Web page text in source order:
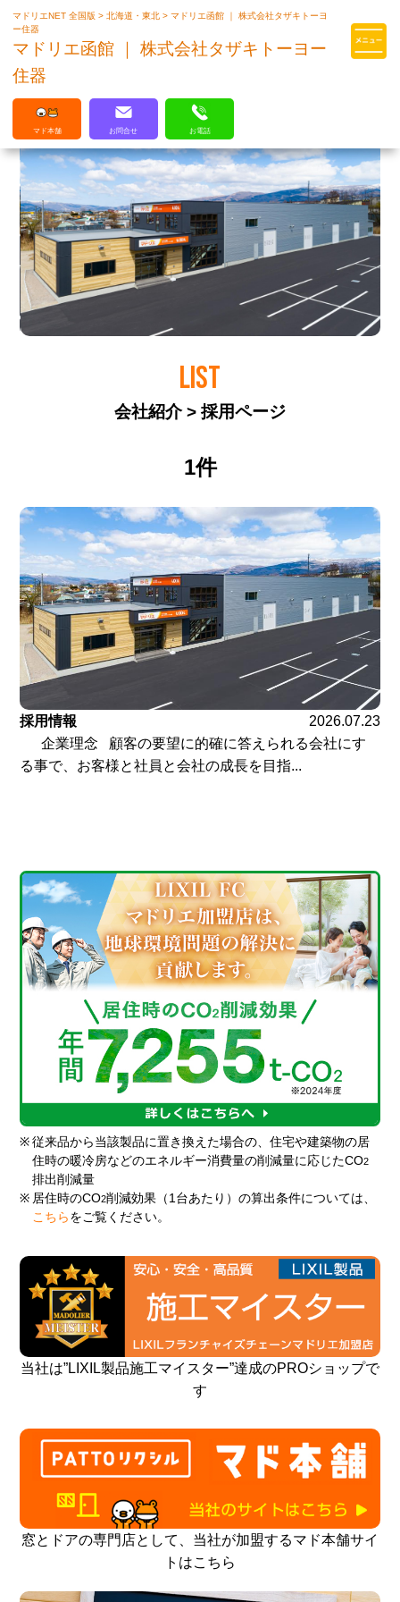
マドリエはLIXILの厳しい基準を
マドリエNET 全国版>北海道・東北>マドリエ函館 ｜ 株式会社タザキトーヨ
ー住器
マドリエ函館 ｜ 株式会社タザキトーヨー
住器
マド本舗 お問合せ お電話
LIST
会社紹介 > 採用ページ
1件
採用情報
2026.07.23
企業理念 顧客の要望に的確に答えられる会社にす
る事で、お客様と社員と会社の成長を目指...
※ 従来品から当該製品に置き換えた場合の、住宅や建築物の居
住時の暖冷房などのエネルギー消費量の削減量に応じたCO2
排出削減量
※ 居住時のCO2削減効果（1台あたり）の算出条件については、
こちら をご覧ください。
当社は”LIXIL製品施工マイスター”達成のPROショップで
す
窓とドアの専門店として、当社が加盟するマド本舗サイ
トはこちら